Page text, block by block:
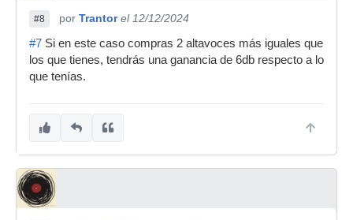
#8 por Trantor el 12/12/2024
#7 Si en este caso compras 2 altavoces más iguales que
los que tienes, tendrás una ganancia de 6db respecto a lo
que tenías.